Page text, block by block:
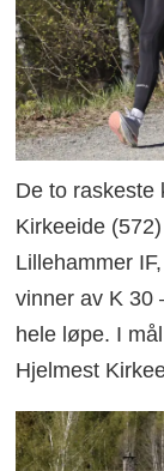
De to raskeste
Kirkeeide
Lillehammer
vinner av K 30
hele løpe. I
Hjelmest